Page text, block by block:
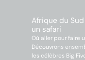
Afrique du
un safari
Où aller pour faire
Découvrons
les célèbres Big